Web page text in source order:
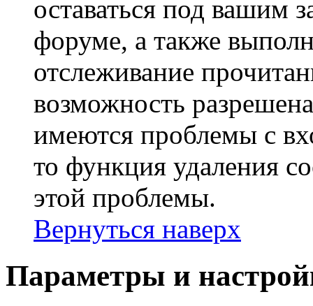
оставаться под вашим
форуме, а также
отслеживание
возможность
имеются проблемы с
то функция удаления
этой проблемы.
Вернуться наверх
Параметры и